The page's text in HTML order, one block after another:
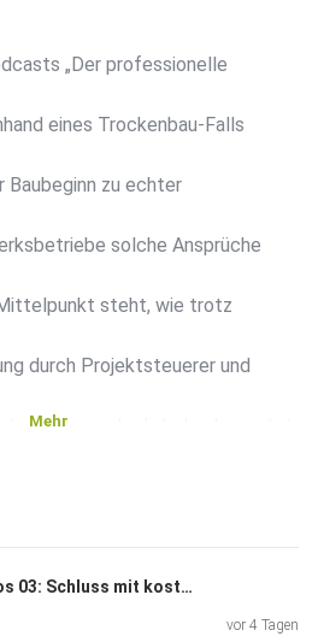
„Der professionelle
eines Trockenbau-Falls
Baubeginn zu echter
solche Ansprüche
steht, wie trotz
durch Projektsteuerer und
einvernehmlich durchgesetzt
Erstgespräch:
Mehr
#243 VOB Mythos 03: Schluss mit kostenloser Detailplanung
vor 4 Tagen